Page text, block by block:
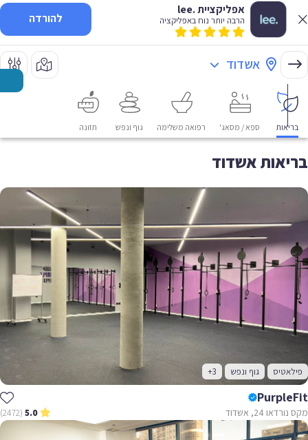
אפליקציית .lee
הרבה יותר נוח באפליקציה להורדה
אשדוד
בריאות ספא / מסאג' רפואה משלימה גוף ונפש תזונה
בריאות אשדוד
פילאטיס גוף ונפש +3
PurpleFit
מקס נורדאו 24, אשדוד 5.0
(2472)